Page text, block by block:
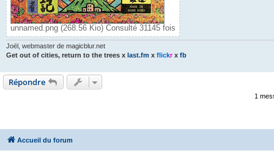
unnamed.png (268.56 Kio) Consulté 31145 fois
Joël, webmaster de magicblur.net
Get out of cities, return to the trees x last.fm x flickrx fb
Répondre
1
Accueil du forum